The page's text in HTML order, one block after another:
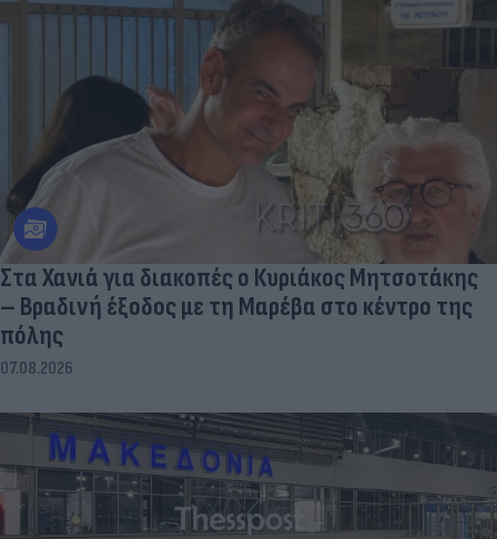
Στα Χανιά για διακοπές ο Κυριάκος Μητσοτάκης
– Βραδινή έξοδος με τη Μαρέβα στο κέντρο της
πόλης
07.08.2026